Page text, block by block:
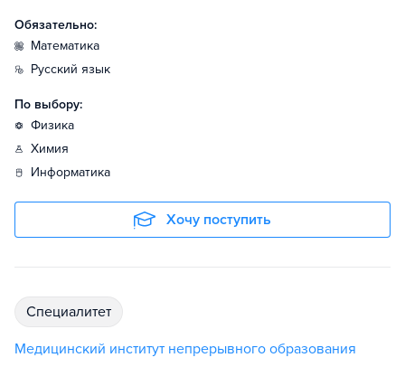
Обязательно:
математика
русский язык
По выбору:
физика
химия
информатика
Хочу поступить
специалитет
Медицинский институт непрерывного образования